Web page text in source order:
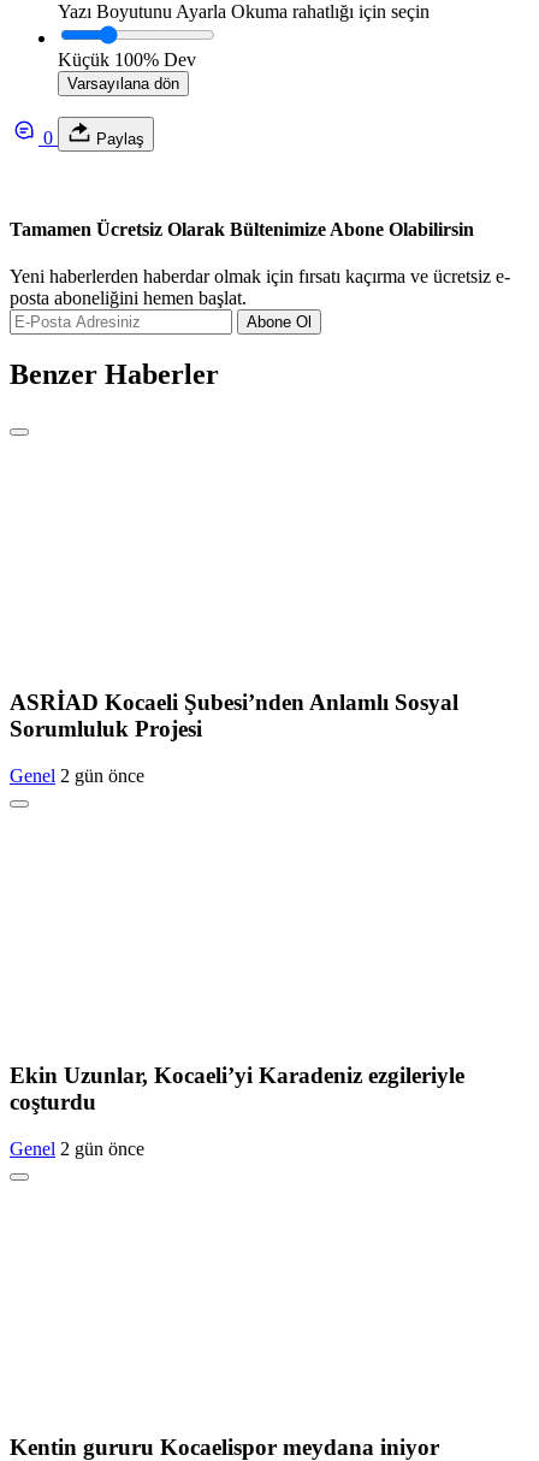
Yazı Boyutunu Ayarla Okuma rahatlığı için seçin
Küçük 100% Dev
Varsayılana dön
0 Paylaş
Tamamen Ücretsiz Olarak Bültenimize Abone Olabilirsin
Yeni haberlerden haberdar olmak için fırsatı kaçırma ve ücretsiz e-
posta aboneliğini hemen başlat.
Abone Ol
Benzer Haberler
ASRİAD Kocaeli Şubesi’nden Anlamlı Sosyal
Sorumluluk Projesi
Genel 2 gün önce
Ekin Uzunlar, Kocaeli’yi Karadeniz ezgileriyle
coşturdu
Genel 2 gün önce
Kentin gururu Kocaelispor meydana iniyor